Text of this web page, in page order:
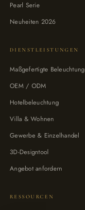
Pearl Serie
Neuheiten 2026
DIENSTLEISTUNGEN
Maßgefertigte Beleuchtung
OEM / ODM
Hotelbeleuchtung
Villa & Wohnen
Gewerbe & Einzelhandel
3D-Designtool
Angebot anfordern
RESSOURCEN